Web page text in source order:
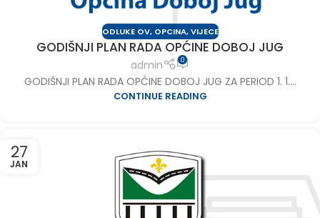
ODLUKE OV, OPCINA,VIJECE
GODIŠNJI PLAN RADA OPĆINE DOBOJ JUG
admin 0
GODIŠNJI PLAN RADA OPĆINE DOBOJ JUG ZA PERIOD 1. 1....
CONTINUE READING
27
JAN